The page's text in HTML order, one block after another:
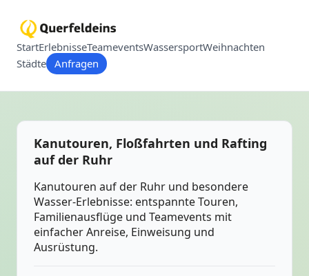
StartErlebnisseTeameventsWassersportWeihnachten
Städte Anfragen
Kanutouren, Floßfahrten und Rafting
auf der Ruhr
Kanutouren auf der Ruhr und besondere
Wasser-Erlebnisse: entspannte Touren,
Familienausflüge und Teamevents mit
einfacher Anreise, Einweisung und
Ausrüstung.